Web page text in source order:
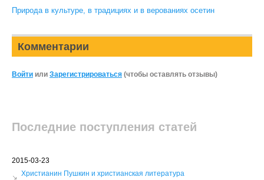
Природа в культуре, в традициях и в верованиях осетин
Комментарии
Войти или Зарегистрироваться (чтобы оставлять отзывы)
Последние поступления статей
2015-03-23
Христианин Пушкин и христианская литература